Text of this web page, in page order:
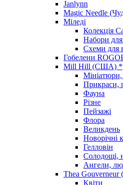
Janlynn
Magic Needle
Міледі
Колекція
Набори
Схеми для
Гобелени
Mill Hill (США) *
Мініатюри,
Прикраси,
Фауна
Різне
Пейзажі
Флора
Великдень
Новорічні
Гелловін
Солодощі,
Ангели,
Thea Gouverneur
Квіти